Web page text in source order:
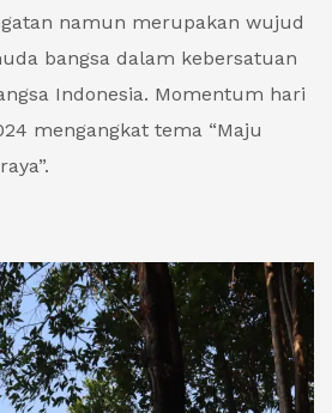
namun merupakan wujud
bangsa dalam kebersatuan
Indonesia. Momentum hari
mengangkat tema “Maju